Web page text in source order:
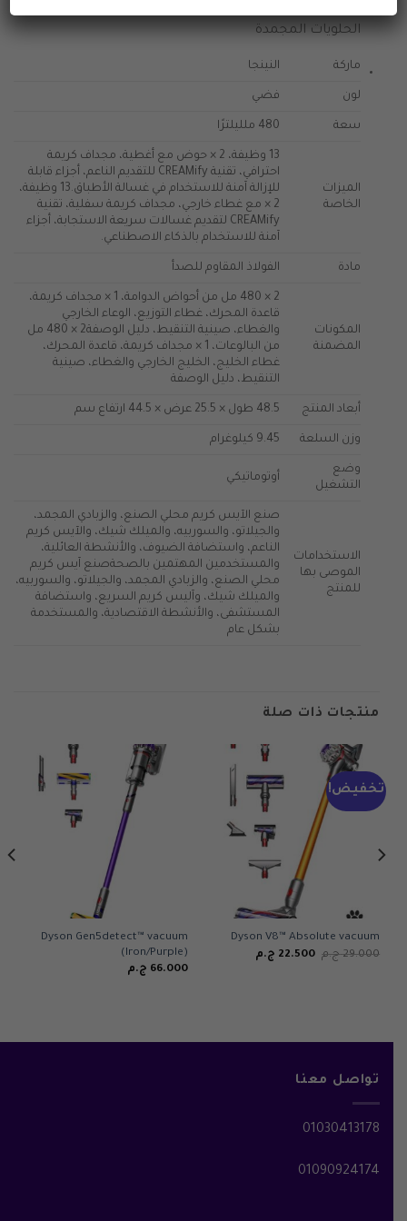
الحلويات المجمدة
ماركة النينجا
لون فضي
سعة 480 ملليلترًا
الميزات
الخاصة
13 وظيفة، 2 × حوض مع أغطية، مجداف كريمة
احترافي، تقنية CREAMify للتقديم الناعم، أجزاء قابلة
للإزالة آمنة للاستخدام في غسالة الأطباق.
13 وظيفة،
2 × مع غطاء خارجي، مجداف كريمة سفلية، تقنية
CREAMify لتقديم غسالات سريعة الاستجابة، أجزاء
آمنة للاستخدام بالذكاء الاصطناعي.
مادة الفولاذ المقاوم للصدأ
المكونات
المضمنة
2 × 480 مل من أحواض الدوامة، 1 × مجداف كريمة،
قاعدة المحرك، غطاء التوزيع، الوعاء الخارجي
والغطاء، صينية التنقيط، دليل الوصفة
2 × 480 مل
من البالوعات، 1 × مجداف كريمة، قاعدة المحرك،
غطاء الخليج، الخليج الخارجي والغطاء، صينية
التنقيط، دليل الوصفة
أبعاد المنتج 48.5 طول × 25.5 عرض × 44.5 ارتفاع سم
وزن السلعة 9.45 كيلوغرام
وضع
التشغيل
أوتوماتيكي
الاستخدامات
الموصى بها
للمنتج
صنع الآيس كريم محلي الصنع، والزبادي المجمد،
والجيلاتو، والسوربيه، والميلك شيك، والآيس كريم
الناعم، واستضافة الضيوف، والأنشطة العائلية،
والمستخدمين المهتمين بالصحةصنع آيس كريم
محلي الصنع، والزبادي المجمد، والجيلاتو، والسوربيه،
والميلك شيك، وآليس كريم السريع، واستضافة
المستشفى، والأنشطة الاقتصادية، والمستخدمة
بشكل عام
منتجات ذات صلة
تخفيض!
Dyson V8™ Absolute vacuum
29.000 ج.م السعر
22.500 ج.مالسعر
Dyson Gen5detect™ vacuum
(Iron/Purple)
66.000 ج.م
تواصل معنا
01030413178
01090924174